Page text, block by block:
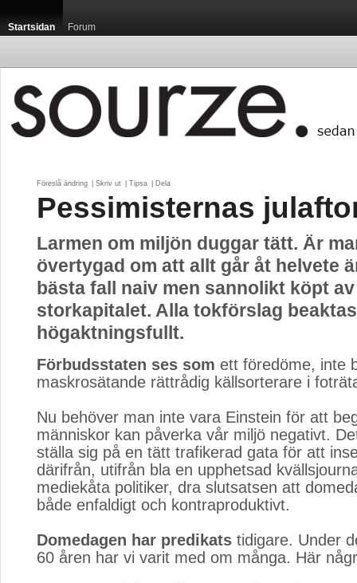
Startsidan Forum
Föreslå ändring Skriv ut Tipsa Dela
Pessimisternas
Larmen om miljön duggar tätt. Är
övertygad om att allt går åt helvete
bästa fall naiv men sannolikt köpt av
storkapitalet. Alla tokförslag beaktas
högaktningsfullt.
Förbudsstaten ses som ett föredöme, inte
maskrosätande rättrådig källsorterare i
Nu behöver man inte vara Einstein för att
människor kan påverka vår miljö negativt.
ställa sig på en tätt trafikerad gata för att
därifrån, utifrån bla en upphetsad
mediekåta politiker, dra slutsatsen att
både enfaldigt och kontraproduktivt.
Domedagen har predikats tidigare. Under
60 åren har vi varit med om många. Här